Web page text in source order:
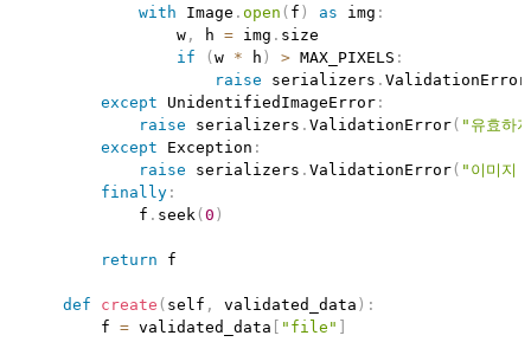
with Image . open ( f ) as img :
                w
, h = img . size
if
( w * h ) > MAX_PIXELS :
raise serializers . ValidationError
except UnidentifiedImageError:
raise serializers . ValidationError( "유효하
except Exception :
raise serializers . ValidationError( "이미지
finally:
            f
. seek ( 0 )
return f
def create ( self , validated_data ) :
        f
= validated_data "file"